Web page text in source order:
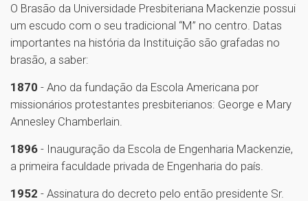
O Brasão da Universidade Presbiteriana Mackenzie possui
um escudo com o seu tradicional “M” no centro. Datas
importantes na história da Instituição são grafadas no
brasão, a saber:
1870 - Ano da fundação da Escola Americana por
missionários protestantes presbiterianos: George e Mary
Annesley Chamberlain.
1896 - Inauguração da Escola de Engenharia Mackenzie,
a primeira faculdade privada de Engenharia do país.
1952 - Assinatura do decreto pelo então presidente Sr.